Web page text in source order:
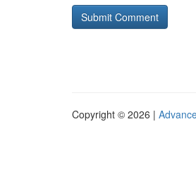
Copyright © 2026 |